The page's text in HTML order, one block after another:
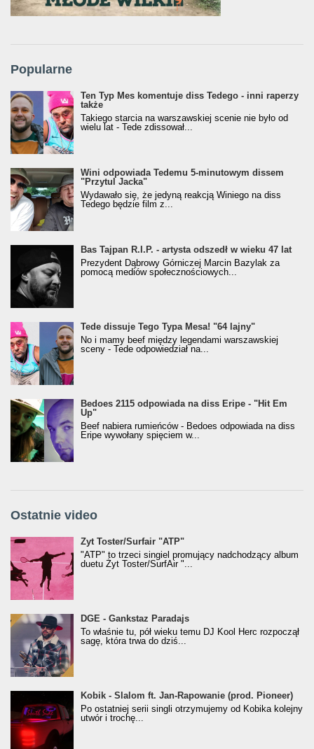
Popularne
Ten Typ Mes komentuje diss Tedego - inni raperzy
także
Takiego starcia na warszawskiej scenie nie było od
wielu lat - Tede zdissował...
Wini odpowiada Tedemu 5-minutowym dissem
"Przytul Jacka"
Wydawało się, że jedyną reakcją Winiego na diss
Tedego będzie film z...
Bas Tajpan R.I.P. - artysta odszedł w wieku 47 lat
Prezydent Dąbrowy Górniczej Marcin Bazylak za
pomocą mediów społecznościowych...
Tede dissuje Tego Typa Mesa! "64 lajny"
No i mamy beef między legendami warszawskiej
sceny - Tede odpowiedział na...
Bedoes 2115 odpowiada na diss Eripe - "Hit Em
Up"
Beef nabiera rumieńców - Bedoes odpowiada na diss
Eripe wywołany spięciem w...
Ostatnie video
Żyt Toster/SurfAir - ATP VIDEO
Żyt Toster/Surfair "ATP"
"ATP" to trzeci singiel promujący nadchodzący album
duetu Żyt Toster/SurfAir "...
donGURALesko z nagrodą za
Klasyczny/Trueschoolowy Album Roku
(Popkillery 2023)
DGE - Gankstaz Paradajs
To właśnie tu, pół wieku temu DJ Kool Herc rozpoczął
sagę, która trwa do dziś...
Kobik - Slalom ft. Jan-Rapowanie (prod. Pioneer)
[Official Music Visualiser]
Kobik - Slalom ft. Jan-Rapowanie (prod. Pioneer)
Po ostatniej serii singli otrzymujemy od Kobika kolejny
utwór i trochę...